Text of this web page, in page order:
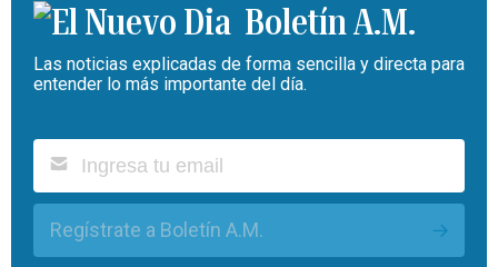
Boletín A.M.
Las noticias explicadas de forma sencilla y directa para
entender lo más importante del día.
Regístrate a Boletín A.M.